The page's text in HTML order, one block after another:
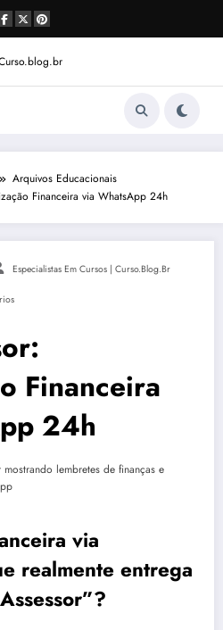
Arquivos Educacionais
Financeira via WhatsApp 24h
Especialistas Em Cursos | Curso.blog.br
Financeira
24h
via
realmente entrega